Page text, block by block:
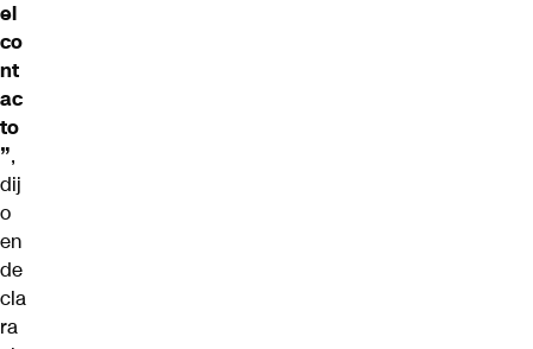
el
co
nt
ac
to
”,
dij
o
en
de
cla
ra